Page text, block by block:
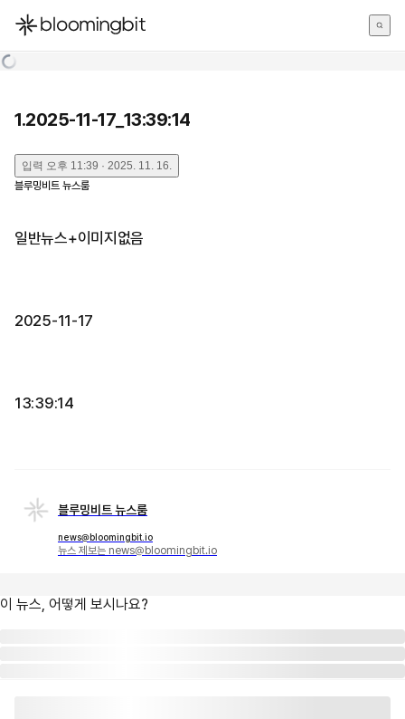
한국어
1.2025-11-17_13:39:14
입력 오후 11:39 · 2025. 11. 16.
블루밍비트 뉴스룸
일반뉴스+이미지없음
2025-11-17
13:39:14
블루밍비트 뉴스룸
news@bloomingbit.io
뉴스 제보는 news@bloomingbit.io
이 뉴스, 어떻게 보시나요?